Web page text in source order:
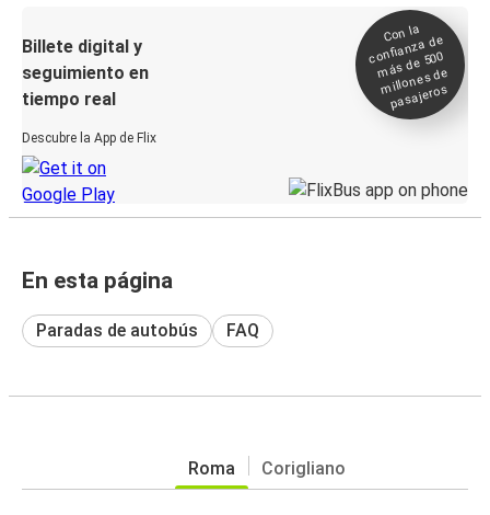
Billete digital y
seguimiento en
tiempo real
Descubre la App de Flix
Con la
confianza de
más de 500
millones de
pasajeros
En esta página
Paradas de autobús FAQ
Roma Corigliano